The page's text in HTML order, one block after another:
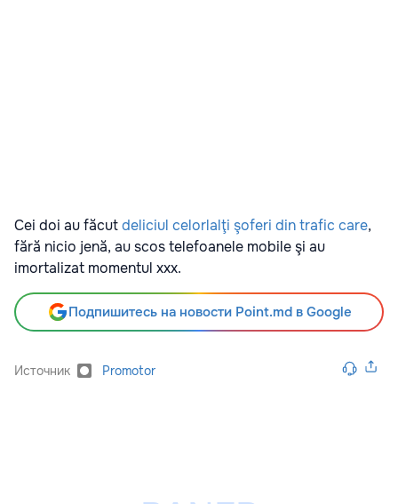
Cei doi au făcutdeliciul celorlalţi şoferi din trafic care,
fără nicio jenă, au scos telefoanele mobile şi au
imortalizat momentul xxx.
Подпишитесь на новости Point.md в Google
Источник Promotor